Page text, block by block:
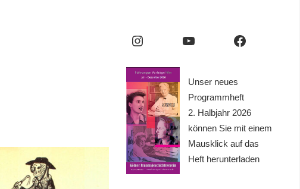
Instagram YouTube Facebook
Unser neues
Programmheft
2. Halbjahr 2026
können Sie mit einem
Mausklick auf das
Heft herunterladen